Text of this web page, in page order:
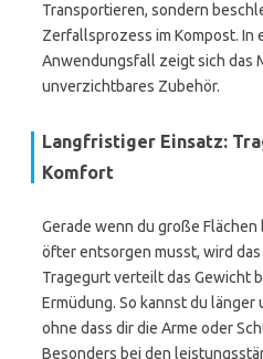
Transportieren, sondern
Zerfallsprozess im Kompost. In
Anwendungsfall zeigt sich das
unverzichtbares Zubehör.
Langfristiger Einsatz:
Komfort
Gerade wenn du große
öfter entsorgen musst, wird
Tragegurt verteilt das Gewicht
Ermüdung. So kannst du länger
ohne dass dir die Arme oder
Besonders bei den